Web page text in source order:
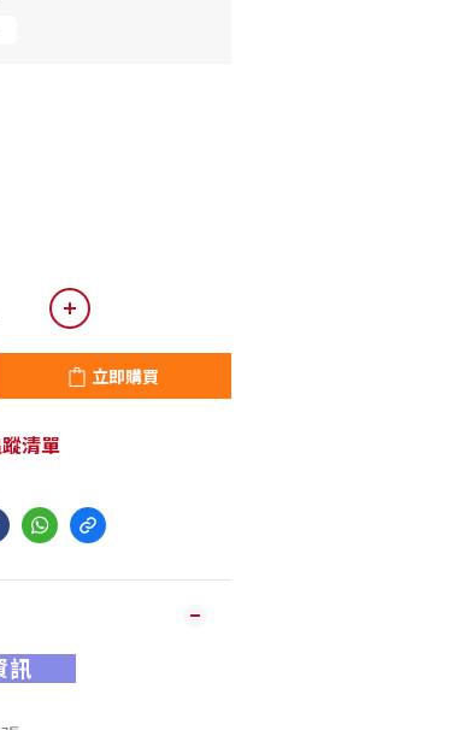
立即購買
清單
訊